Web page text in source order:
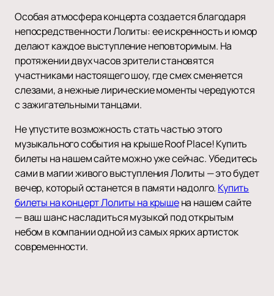
Особая атмосфера концерта создается благодаря
непосредственности Лолиты: ее искренность и юмор
делают каждое выступление неповторимым. На
протяжении двух часов зрители становятся
участниками настоящего шоу, где смех сменяется
слезами, а нежные лирические моменты чередуются
с зажигательными танцами.
Не упустите возможность стать частью этого
музыкального события на крыше Roof Place! Купить
билеты на нашем сайте можно уже сейчас. Убедитесь
сами в магии живого выступления Лолиты — это будет
вечер, который останется в памяти надолго. Купить
билеты на концерт Лолиты на крышена нашем сайте
— ваш шанс насладиться музыкой под открытым
небом в компании одной из самых ярких артисток
современности.